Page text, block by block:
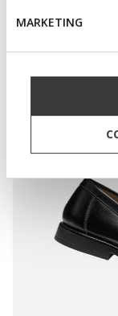
MARKETING
You may